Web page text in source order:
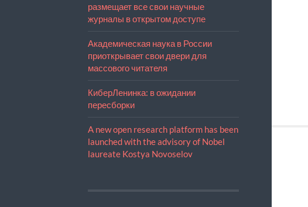
размещает все свои научные
журналы в открытом доступе
Академическая наука в России
приоткрывает свои двери для
массового читателя
КиберЛенинка: в ожидании
пересборки
A new open research platform has been
launched with the advisory of Nobel
laureate Kostya Novoselov